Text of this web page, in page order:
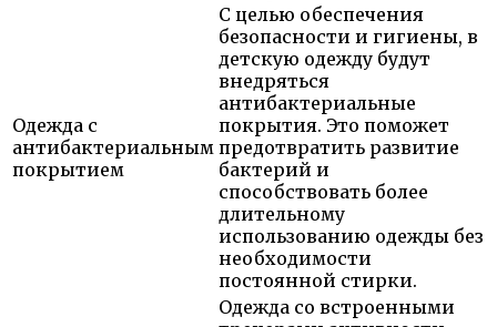
Одежда с
антибактериальным
покрытием
С целью обеспечения
безопасности и гигиены, в
детскую одежду будут
внедряться
антибактериальные
покрытия. Это поможет
предотвратить развитие
бактерий и
способствовать более
длительному
использованию одежды без
необходимости
постоянной стирки.
Одежда со встроенными